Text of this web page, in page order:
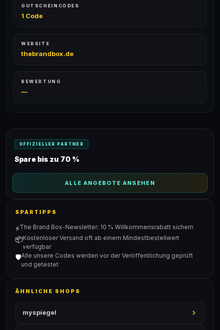
GUTSCHEINCODES
1 Code
WEBSITE
thebrandbox.de
BEWERTUNG
—
OFFIZIELLER PARTNER
Spare bis zu 70 %
ALLE ANGEBOTE ANSEHEN
SPARTIPPS
⚡The Brand Box-Newsletter: 10 % Willkommensrabatt sichern
📦Kostenloser Versand oft ab einem Mindestbestellwert
verfügbar
🛡️Alle unsere Codes werden vor der Veröffentlichung geprüft
und getestet
ÄHNLICHE SHOPS
myspiegel